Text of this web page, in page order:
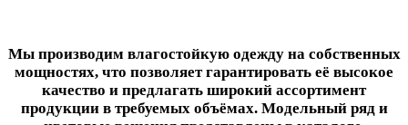
Мы производим влагостойкую одежду на собственных
мощностях, что позволяет гарантировать её высокое
качество и предлагать широкий ассортимент
продукции в требуемых объёмах. Модельный ряд и